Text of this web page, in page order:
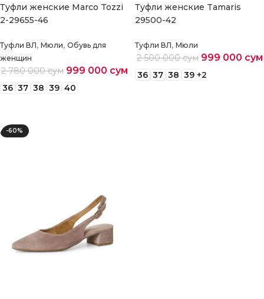
Туфли женские Marco Tozzi
2-29655-46
Туфли ВЛ, Мюли, Обувь для
женщин
2 780 000сум 999 000 сум
36 37 38 39 40
Туфли женские Tamaris
29500-42
Туфли ВЛ, Мюли
2 500 000сум 999 000 сум
36 37 38 39 +2
-60%